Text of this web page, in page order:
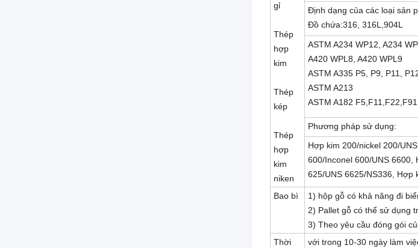
gỉ
Thép
hợp
kim
Thép
kép
Thép
hợp
kim
niken
Định dạng của các loại sản
Đồ chứa:316, 316L,904L
ASTM A234 WP12, A234
A420 WPL8, A420 WPL9
ASTM A335 P5, P9, P11,
ASTM A213
ASTM A182 F5,F11,F22,F91
Phương pháp sử dụng:
Hợp kim 200/nickel 200/
600/Inconel 600/UNS 6600,
625/UNS 6625/NS336, Hợp
Bao bì
1) hộp gỗ có khả năng đi
2) Pallet gỗ có thể sử dụng
3) Theo yêu cầu đóng gói
Thời
với trong 10-30 ngày làm